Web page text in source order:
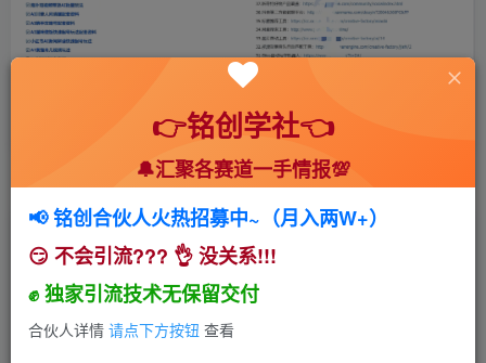
首页 🍻会员专享 📚综合教程 正文
DeepSeek实战指南，注册配置、对话技巧、文件
处理、基础操作到高阶应用
小助手
👉铭创学社👈
🔔汇聚各赛道一手情报💯
📢 铭创合伙人火热招募中~（月入两W+）
😏 不会引流??? 👌 没关系!!!
✊ 独家引流技术无保留交付
合伙人详情 请点下方按钮 查看